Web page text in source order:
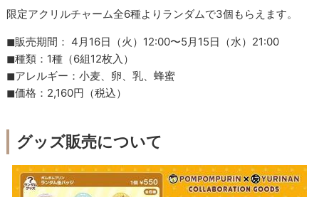
限定アクリルチャーム全6種よりランダムで3個もらえます。
◼︎販売期間： 4月16日（火）12:00〜5月15日（水）21:00
◼︎種類：1種（6組12枚入）
◼︎アレルギー：小麦、卵、乳、蜂蜜
◼︎価格：2,160円（税込）
グッズ販売について